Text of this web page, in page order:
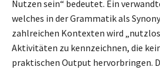
Nutzen sein“ bedeutet. Ein
welches in der Grammatik als
zahlreichen Kontexten wird
Aktivitäten zu kennzeichnen, die
praktischen Output hervorbringen.